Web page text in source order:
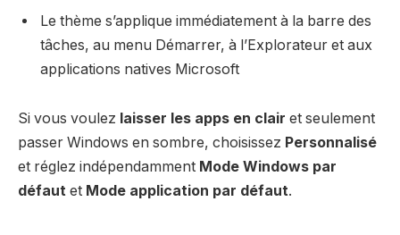
Le thème s’applique immédiatement à la barre des
tâches, au menu Démarrer, à l’Explorateur et aux
applications natives Microsoft
Si vous voulez laisser les apps en clair et seulement
passer Windows en sombre, choisissez Personnalisé
et réglez indépendamment Mode Windows par
défaut et Mode application par défaut.